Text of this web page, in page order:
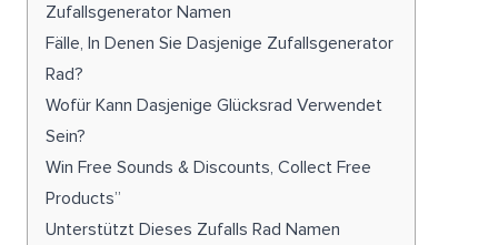
Zufallsgenerator Namen
Fälle, In Denen Sie Dasjenige Zufallsgenerator
Rad?
Wofür Kann Dasjenige Glücksrad Verwendet
Sein?
Win Free Sounds & Discounts, Collect Free
Products”
Unterstützt Dieses Zufalls Rad Namen